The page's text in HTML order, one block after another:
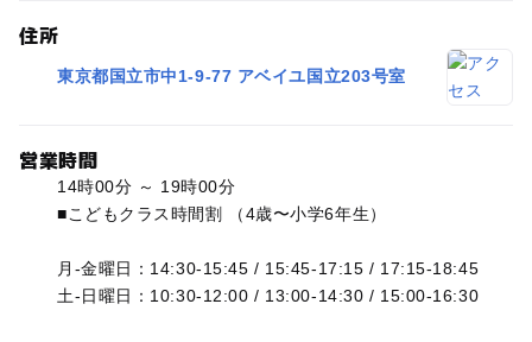
住所
東京都国立市中1-9-77 アベイユ国立203号室
営業時間
14時00分 ～ 19時00分
■こどもクラス時間割 （4歳〜小学6年生）
月-金曜日：14:30-15:45 / 15:45-17:15 / 17:15-18:45
土-日曜日：10:30-12:00 / 13:00-14:30 / 15:00-16:30